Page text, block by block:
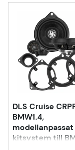
DLS Cruise
BMW1.4,
modellanpassat
kitsystem till